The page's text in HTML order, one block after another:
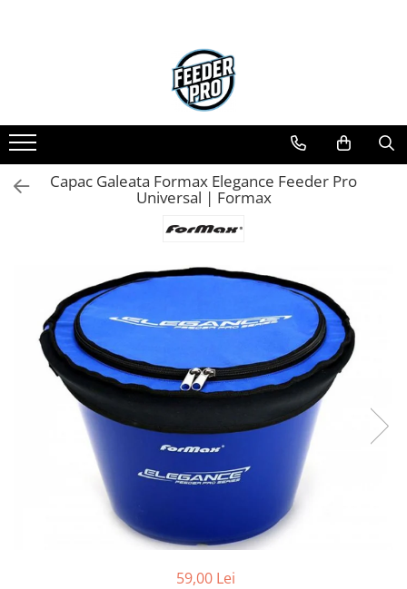
Mulinete
Accesorii Diverse
Mincioguri si Juvelnice
Scaune si Accesorii
Nade si Momeli
Accesorii Monturi
Capac Galeata Formax Elegance Feeder Pro
Universal | Formax
59,00 Lei